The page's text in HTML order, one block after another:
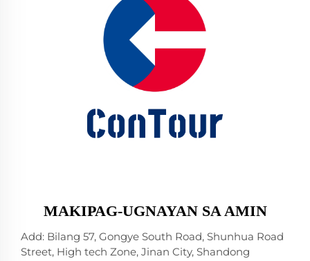
MAKIPAG-UGNAYAN SA AMIN
Add: Bilang 57, Gongye South Road, Shunhua Road
Street, High tech Zone, Jinan City, Shandong